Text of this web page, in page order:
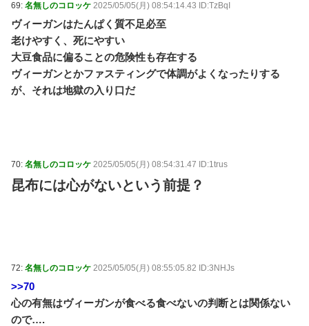
69: 名無しのコロッケ 2025/05/05(月) 08:54:14.43 ID:TzBqI
ヴィーガンはたんぱく質不足必至
老けやすく、死にやすい
大豆食品に偏ることの危険性も存在する
ヴィーガンとかファスティングで体調がよくなったりする
が、それは地獄の入り口だ
70: 名無しのコロッケ 2025/05/05(月) 08:54:31.47 ID:1trus
昆布には心がないという前提？
72: 名無しのコロッケ 2025/05/05(月) 08:55:05.82 ID:3NHJs
>>70
心の有無はヴィーガンが食べる食べないの判断とは関係ない
ので….